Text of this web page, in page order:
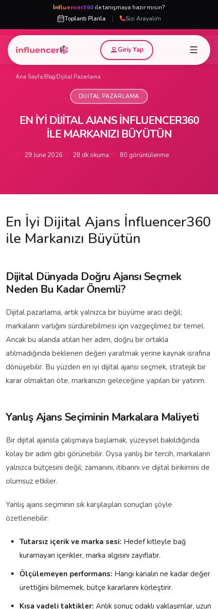
İnfluencer360 ile tanışmaya hazır mısın?
Toplantı Planla
| Sizi Arayalım
Giriş Yap
Ana Sayfa/Blog/Dijital Pazarlama
DIJITAL PAZARLAMA
EN İYI DIJITAL AJANS İNFLUENCER360
ILE MARKANIZI BÜYÜTÜN
29 June 2026 28 dk okuma 80 görüntülenme
En İyi Dijital Ajans İnfluencer360
ile Markanızı Büyütün
Dijital Dünyada Doğru Ajansı Seçmek
Neden Bu Kadar Önemli?
Dijital pazarlama, artık yalnızca bir büyüme aracı değil;
markaların varlığını sürdürebilmesi için vazgeçilmez bir temel.
Ancak bu alanda atılan her adım, doğru bir ortakla
atılmadığında beklenen değeri yaratmak yerine kaynak israfına
dönüşebilir. Bu yüzden en iyi dijital ajansı seçmek, stratejik bir
karar olmaktan öte, markanızın geleceğine yapılan bir yatırım.
Yanlış Ajans Seçiminin Markalara Maliyeti
Bir dijital ajansla çalışmaya başlamak, yüzeysel bakıldığında
kolay bir adım gibi görünebilir. Oysa yanlış bir tercih, markaların
yalnızca bütçesini değil; zamanını, itibarını ve dijital birikimini de
olumsuz etkiler.
Yanlış ajans seçiminin sık karşılaşılan sonuçları şöyle
özetlenebilir:
Tutarsız içerik ve marka sesi: Hedef kitleyle bağ
kuramayan içerikler, marka algısını zayıflatır.
Ölçülemeyen performans: Hangi kanalın ne kadar değer
ürettiğini bilmemek, bütçe kararlarını körleştirir.
Kısa vadeli taktikler: Anlık sonuç odaklı yaklaşımlar, uzun